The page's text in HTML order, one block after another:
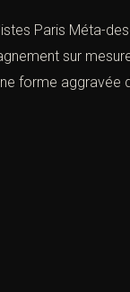
Paris Méta-
sur
forme aggravée